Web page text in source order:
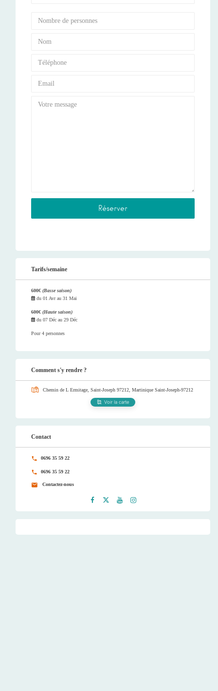
Tarifs/semaine
600€ (Basse saison)
du 01 Avrau 31 Mai
600€ (Haute saison)
du 07 Déc au 29 Déc
Pour 4 personnes
Comment s'y rendre ?
Chemin de L Ermitage, Saint-Joseph 97212, Martinique Saint-Joseph-97212
Voir la carte
Contact
0696 35 59 22
0696 35 59 22
Contactez-nous